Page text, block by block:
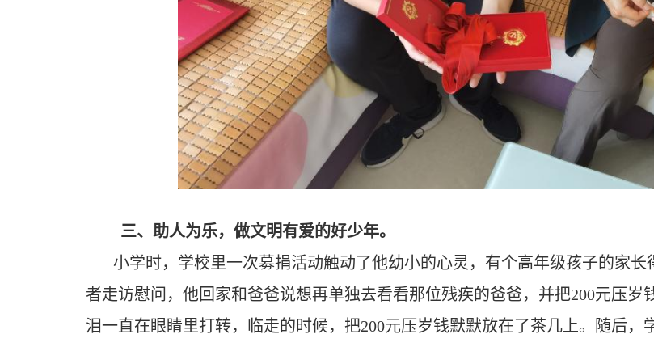
三、助人为乐，做文明有爱的好少年。
小学时，学校里一次募捐活动触动了他幼小的心灵，有个高年级孩子的家
者走访慰问，他回家和爸爸说想再单独去看看那位残疾的爸爸，并把200元压岁
泪一直在眼睛里打转，临走的时候，把200元压岁钱默默放在了茶几上。随后，